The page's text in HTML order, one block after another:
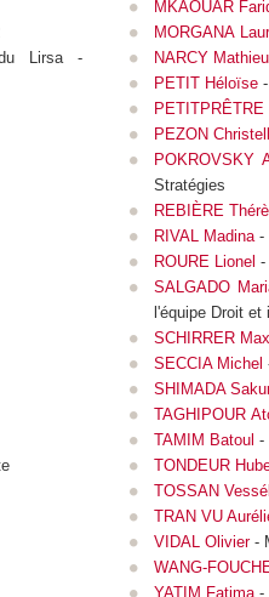
Lirsa -
MKAOUAR
MORGANA
NARCY Mathieu
PETIT Héloïse-
PETITPRÊTRE
PEZON
POKROVSKY
Stratégies
REBIÈRE
RIVAL Madina-
ROURE Lionel -
SALGADO
l'équipe Droit et
SCHIRRER
SECCIA Michel
SHIMADA
TAGHIPOUR
TAMIM Batoul -
TONDEUR
TOSSAN
TRAN VU
VIDAL Olivier-
WANG-
YATIM Fatima-